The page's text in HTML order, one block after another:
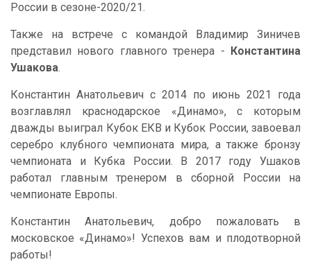
России в сезоне-2020/21.
Также на встрече с командой Владимир Зиничев
представил нового главного тренера - Константина
Ушакова.
Константин Анатольевич с 2014 по июнь 2021 года
возглавлял краснодарское «Динамо», с которым
дважды выиграл Кубок ЕКВ и Кубок России, завоевал
серебро клубного чемпионата мира, а также бронзу
чемпионата и Кубка России. В 2017 году Ушаков
работал главным тренером в сборной России на
чемпионате Европы.
Константин Анатольевич, добро пожаловать в
московское «Динамо»! Успехов вам и плодотворной
работы!